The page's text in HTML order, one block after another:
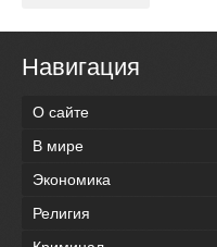
Навигация
О сайте
В мире
Экономика
Религия